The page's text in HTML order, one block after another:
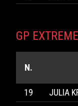
GP
N.
19 JULIA